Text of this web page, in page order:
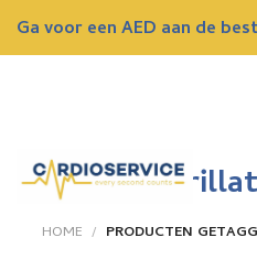
Ga voor een AED aan de
HOME / PRODUCTEN